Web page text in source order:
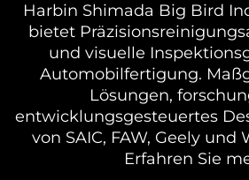
Harbin Shimada Big Bird
bietet
und visuelle
Automobilfertigung.
Lösungen,
entwicklungsgesteuertes
von SAIC, FAW, Geely und
Erfahren Sie